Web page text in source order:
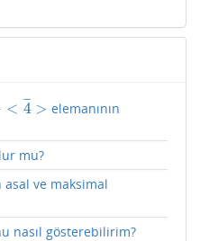
< 4
¯¯
¯ >
<4¯ >
elemanının
mu?
ve maksimal
nasıl gösterebilirim?